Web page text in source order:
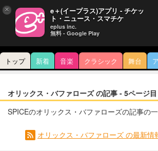
トップ 新着 音楽 クラシック 舞台
オリックス・バファローズ の記事 - 5ページ目
SPICEのオリックス・バファローズの記事の
オリックス・バファローズ の最新情
× e＋(イープラス)アプリ - チケッ
ト・ニュース・スマチケ
eplus inc.
無料 - Google Play